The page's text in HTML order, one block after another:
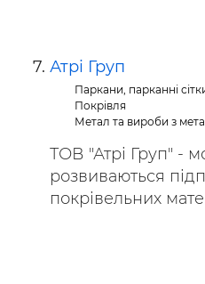
Атрі Груп
Паркани, парканні
Покрівля
Метал та вироби з
ТОВ "Атрі Груп" -
розвиваються
покрівельних